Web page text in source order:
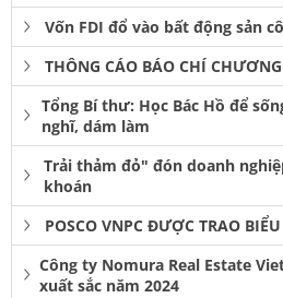
Vốn FDI đổ vào bất động sản
THÔNG CÁO BÁO CHÍ
Tổng Bí thư: Học Bác Hồ để
nghĩ, dám làm
Trải thảm đỏ" đón doanh
khoán
POSCO VNPC ĐƯỢC TRAO
Công ty Nomura Real Estate
xuất sắc năm 2024